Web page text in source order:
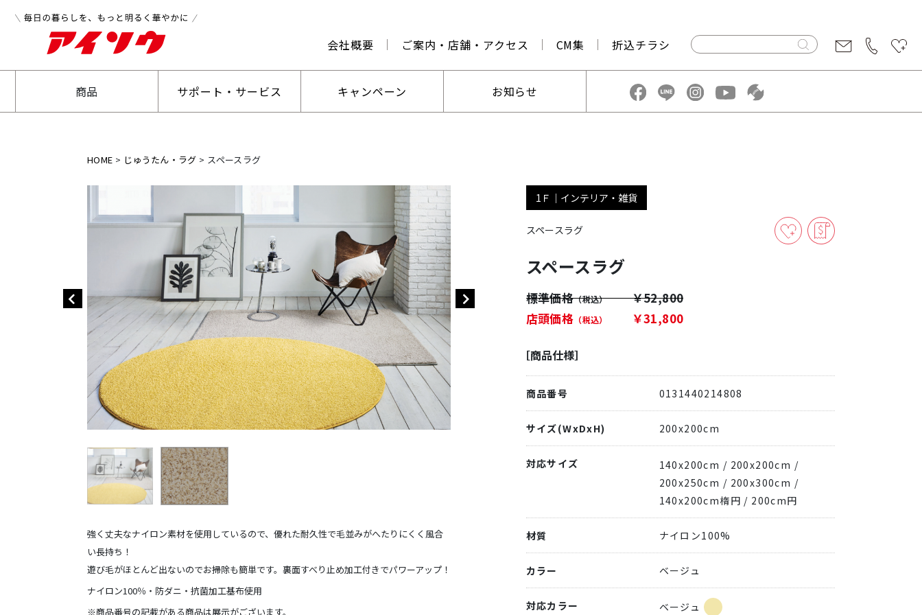
会社概要 ご案内・店舗・アクセス CM集 折込チラシ
商品 サポート・サービス キャンペーン お知らせ
HOME じゅうたん・ラグ スペースラグ
強く丈夫なナイロン素材を使用しているので、優れた耐久性で毛並みがへたりにくく風合
い長持ち！
遊び毛がほとんど出ないのでお掃除も簡単です。裏面すべり止め加工付きでパワーアップ！
ナイロン100％・防ダニ・抗菌加工基布使用
※商品番号の記載がある商品は展示がございます。
1Ｆ｜インテリア・雑貨
スペースラグ
スペースラグ
標準価格（税込）
￥52,800
店頭価格 （税込） ￥31,800
［商品仕様］
商品番号 0131440214808
サイズ(WxDxH) 200x200cm
対応サイズ 140x200cm
200x200cm
200x250cm
200x300cm
140x200cm楕円
200cm円
材質 ナイロン100%
カラー ベージュ
対応カラー ベージュ